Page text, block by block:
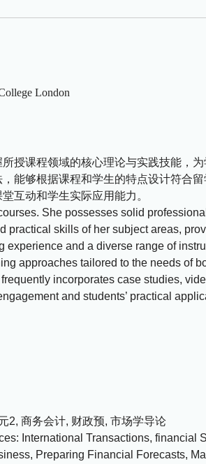
London
授课程领域的核心理论与实践技能，
能够根据课程和学生的特点设计符合留
互动和学生实际应用能力。
She possesses solid professional
practical skills of her subject areas,
and a diverse range of
approaches tailored to the needs of
incorporates case studies,
and students’ practical
2, 商务会计, 财政预, 市场学导论
International Transactions, financial
Preparing Financial Forecasts,